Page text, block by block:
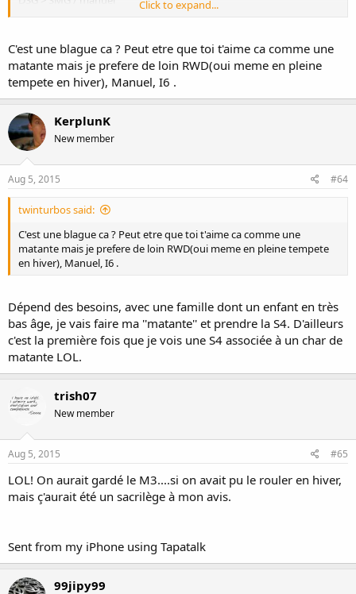
Click to expand...
C'est une blague ca ? Peut etre que toi t'aime ca comme une
matante mais je prefere de loin RWD(oui meme en pleine
tempete en hiver), Manuel, I6 .
KerplunK
New member
Aug 5, 2015 #64
twinturbos said:
C'est une blague ca ? Peut etre que toi t'aime ca comme une
matante mais je prefere de loin RWD(oui meme en pleine tempete
en hiver), Manuel, I6 .
Dépend des besoins, avec une famille dont un enfant en très
bas âge, je vais faire ma ''matante'' et prendre la S4. D'ailleurs
c'est la première fois que je vois une S4 associée à un char de
matante LOL.
trish07
New member
Aug 5, 2015 #65
LOL! On aurait gardé le M3....si on avait pu le rouler en hiver,
mais ç'aurait été un sacrilège à mon avis.
Sent from my iPhone using Tapatalk
99jipy99